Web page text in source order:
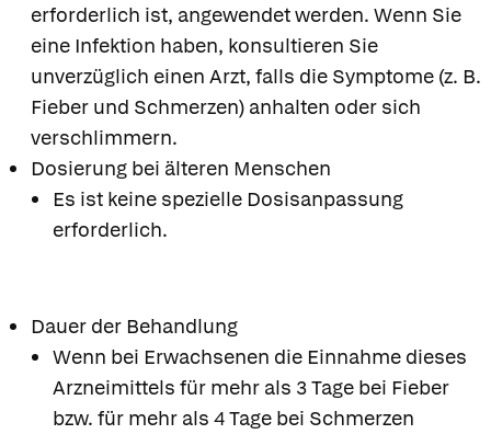
erforderlich ist, angewendet werden. Wenn Sie
eine Infektion haben, konsultieren Sie
unverzüglich einen Arzt, falls die Symptome (z. B.
Fieber und Schmerzen) anhalten oder sich
verschlimmern.
Dosierung bei älteren Menschen
Es ist keine spezielle Dosisanpassung
erforderlich.
Dauer der Behandlung
Wenn bei Erwachsenen die Einnahme dieses
Arzneimittels für mehr als 3 Tage bei Fieber
bzw. für mehr als 4 Tage bei Schmerzen